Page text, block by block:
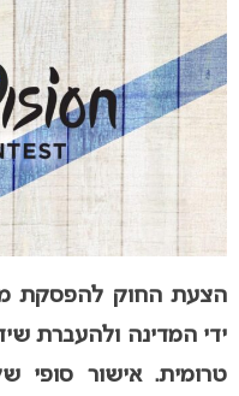
הצעת החוק להפסקת
ידי המדינה ולהעברת
טרומית. אישור סופי